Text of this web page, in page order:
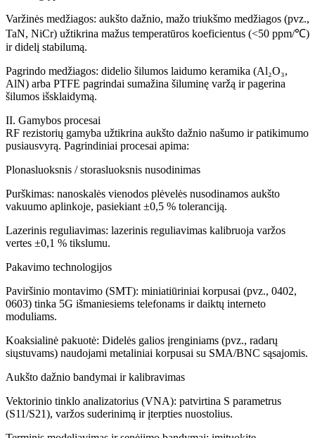
Varžinės medžiagos: aukšto dažnio, mažo triukšmo medžiagos (pvz.,
TaN, NiCr) užtikrina mažus temperatūros koeficientus (<50 ppm/℃)
ir didelį stabilumą.
Pagrindo medžiagos: didelio šilumos laidumo keramika (Al₂O₃,
AlN) arba PTFE pagrindai sumažina šiluminę varžą ir pagerina
šilumos išsklaidymą.
II. Gamybos procesai
RF rezistorių gamyba užtikrina aukšto dažnio našumo ir patikimumo
pusiausvyrą. Pagrindiniai procesai apima:
Plonasluoksnis / storasluoksnis nusodinimas
Purškimas: nanoskalės vienodos plėvelės nusodinamos aukšto
vakuumo aplinkoje, pasiekiant ±0,5 % toleranciją.
Lazerinis reguliavimas: lazerinis reguliavimas kalibruoja varžos
vertes ±0,1 % tikslumu.
Pakavimo technologijos
Paviršinio montavimo (SMT): miniatiūriniai korpusai (pvz., 0402,
0603) tinka 5G išmaniesiems telefonams ir daiktų interneto
moduliams.
Koaksialinė pakuotė: Didelės galios įrenginiams (pvz., radarų
siųstuvams) naudojami metaliniai korpusai su SMA/BNC sąsajomis.
Aukšto dažnio bandymai ir kalibravimas
Vektorinio tinklo analizatorius (VNA): patvirtina S parametrus
(S11/S21), varžos suderinimą ir įterpties nuostolius.